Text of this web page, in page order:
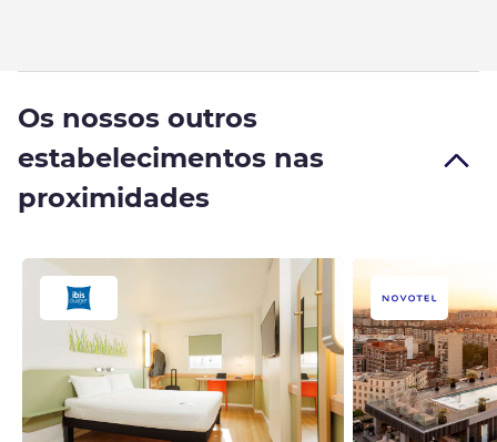
Os nossos outros
estabelecimentos nas
proximidades